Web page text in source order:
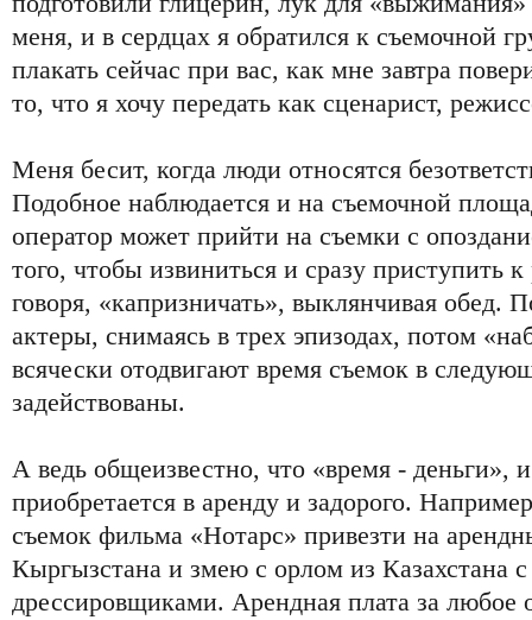
меня, и в сердцах я обратился к съемочной
плакать сейчас при вас, как мне завтра
то, что я хочу передать как сценарист,
Меня бесит, когда люди относятся
Подобное наблюдается и на съемочной
оператор может прийти на съемки с
того, чтобы извиниться и сразу приступить
говоря, «капризничать», выклянчивая обед.
актеры, снимаясь в трех эпизодах, потом
всячески отодвигают время съемок в
задействованы.
А ведь общеизвестно, что «время - деньги»,
приобретается в аренду и задорого.
съемок фильма «Нотарс» привезти на
Кыргызстана и змею с орлом из Казахстана
дрессировщиками. Арендная плата за любое